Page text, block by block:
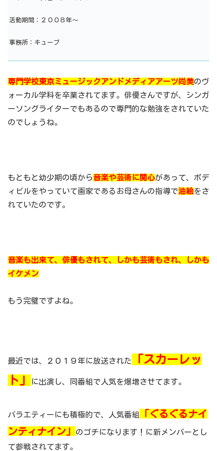
活動期間：２００８年～
事務所：キューブ
専門学校東京ミュージックアンドメディアアーツ尚美のヴ
ォーカル学科を卒業されてます。俳優さんですが、シンガ
ーソングライターでもあるので専門的な勉強をされていた
のでしょうね。
もともと幼少期の頃から音楽や芸術に関心があって、ボデ
ィビルをやっていて画家であるお母さんの指導で油絵をさ
れていたのです。
音楽も出来て、俳優もされて、しかも芸術もされ、しかも
イケメン
もう完璧ですよね。
最近では、２０１９年に放送された
「スカーレッ
ト」
に出演し、同番組で人気を爆増させてます。
バラエティーにも積極的で、人気番組
「ぐるぐるナイ
ンティナイン」
のゴチになります！に新メンバーとし
て参戦されてます。